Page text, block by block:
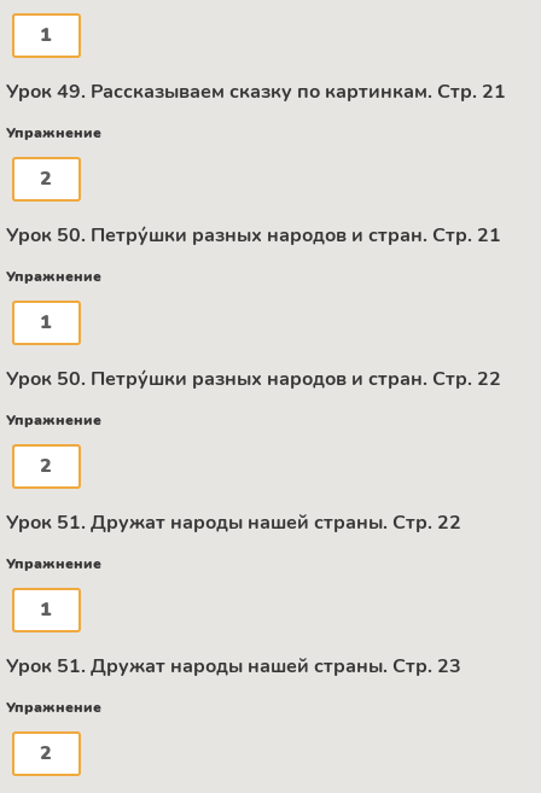
1
Урок 49. Рассказываем сказку по картинкам. Стр. 21
Упражнение
2
Урок 50. Петру́шки разных народов и стран. Стр. 21
Упражнение
1
Урок 50. Петру́шки разных народов и стран. Стр. 22
Упражнение
2
Урок 51. Дружат народы нашей страны. Стр. 22
Упражнение
1
Урок 51. Дружат народы нашей страны. Стр. 23
Упражнение
2